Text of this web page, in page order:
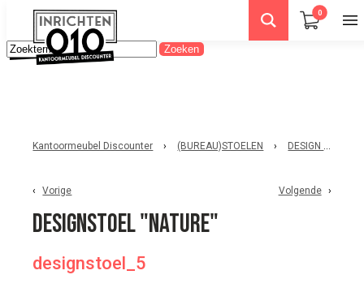
0
Kantoormeubel Discounter › (BUREAU)STOELEN › DESIGN STOELEN
Vorige Volgende
Designstoel "Nature"
designstoel_5